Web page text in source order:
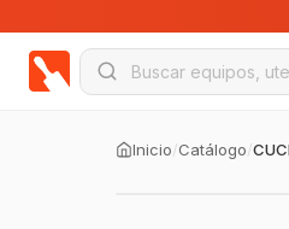
Inicio/Catálogo/